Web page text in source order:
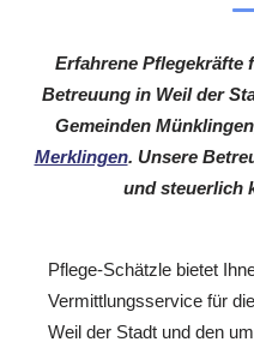
Erfahrene Pflegekräfte
Betreuung in Weil der
Gemeinden
Merklingen. Unsere
und steuerlich
Pflege-Schätzle bietet
Vermittlungsservice für
Weil der Stadt und den